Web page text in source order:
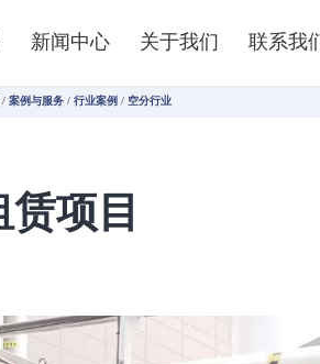
新闻中心 关于我们 联系我
案例与服务/ 行业案例 / 空分行业
项目